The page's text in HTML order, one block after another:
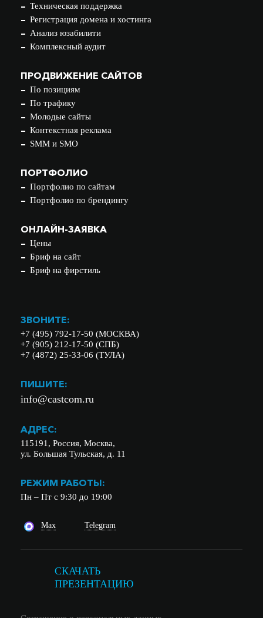
Техническая поддержка
Регистрация домена и хостинга
Анализ юзабилити
Комплексный аудит
ПРОДВИЖЕНИЕ САЙТОВ
По позициям
По трафику
Молодые сайты
Контекстная реклама
SMM и SMO
ПОРТФОЛИО
Портфолио по сайтам
Портфолио по брендингу
ОНЛАЙН-ЗАЯВКА
Цены
Бриф на сайт
Бриф на фирстиль
ЗВОНИТЕ:
+7 (495) 792-17-50 (МОСКВА)
+7 (905) 212-17-50 (СПБ)
+7 (4872) 25-33-06 (ТУЛА)
ПИШИТЕ:
info@castcom.ru
АДРЕС:
115191, Россия, Москва,
ул. Большая Тульская, д. 11
РЕЖИМ РАБОТЫ:
Пн – Пт с 9:30 до 19:00
Max Telegram
СКАЧАТЬ
ПРЕЗЕНТАЦИЮ